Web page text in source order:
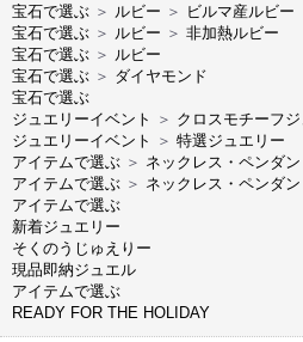
宝石で選ぶ ＞ ルビー ＞ ビルマ産ルビー
宝石で選ぶ ＞ ルビー ＞ 非加熱ルビー
宝石で選ぶ ＞ ルビー
宝石で選ぶ ＞ ダイヤモンド
宝石で選ぶ
ジュエリーイベント
＞ クロスモチーフ
ジュエリーイベント
＞ 特選ジュエリー
アイテムで選ぶ ＞ ネックレス・ペンダ
アイテムで選ぶ ＞ ネックレス・ペンダ
アイテムで選ぶ
新着ジュエリー
そくのうじゅえりー
現品即納ジュエル
アイテムで選ぶ
READY FOR THE HOLIDAY